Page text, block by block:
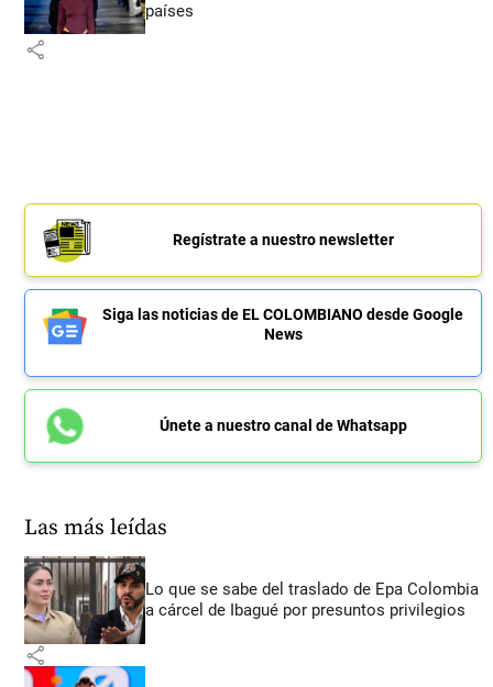
países
share
Regístrate a nuestro newsletter
Siga las noticias de EL COLOMBIANO desde Google
News
Únete a nuestro canal de Whatsapp
Las más leídas
Lo que se sabe del traslado de Epa Colombia
a cárcel de Ibagué por presuntos privilegios
share